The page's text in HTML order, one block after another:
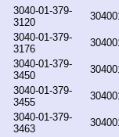
3040-01-379-
3120
3040-01-379-
3176
3040-01-379-
3450
3040-01-379-
3455
3040-01-379-
3463